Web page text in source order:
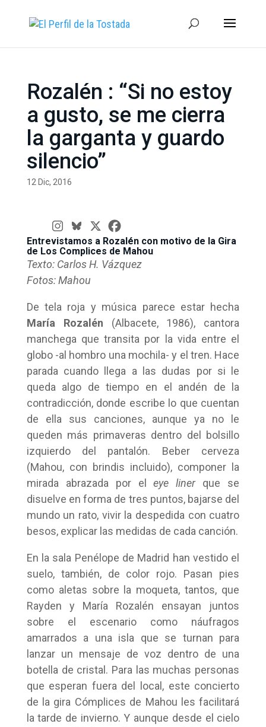
Rozalén : “Si no estoy
a gusto, se me cierra
la garganta y guardo
silencio”
12 Dic, 2016
Entrevistamos a Rozalén con motivo de la Gira
de Los Complices de Mahou
Texto: Carlos H. Vázquez
Fotos: Mahou
De tela roja y música parece estar hecha
María Rozalén (Albacete, 1986), cantora
manchega que transita por la vida entre el
globo -al hombro una mochila- y el tren. Hace
parada cuando llega a las dudas por si le
queda algo de tiempo en el andén de la
contradicción, donde escribe lo que cuentan
de ella sus canciones, aunque ya no le
queden más primaveras dentro del bolsillo
izquierdo del pantalón. Beber cerveza
(Mahou, con brindis incluido), componer la
mirada abrazada por eleye linerque se
disuelve en forma de tres puntos, bajarse del
mundo un rato, vivir la despedida con cuatro
besos, explicar las medidas de cada canción.
En la sala Penélope de Madrid han vestido el
suelo, también, de color rojo. Pasan pies
como aletas sobre la moqueta, tantos, que
Rayden y María Rozalén ensayan juntos
sobre el escenario como náufragos
amarrados a una isla que se turnan para
lanzar un mensaje de voz dentro de una
botella de cristal. Para las muchas personas
que esperan fuera del local, este concierto
de la gira Cómplices de Mahou les facilitará
la tarde de invierno. Y aunque desde el cielo